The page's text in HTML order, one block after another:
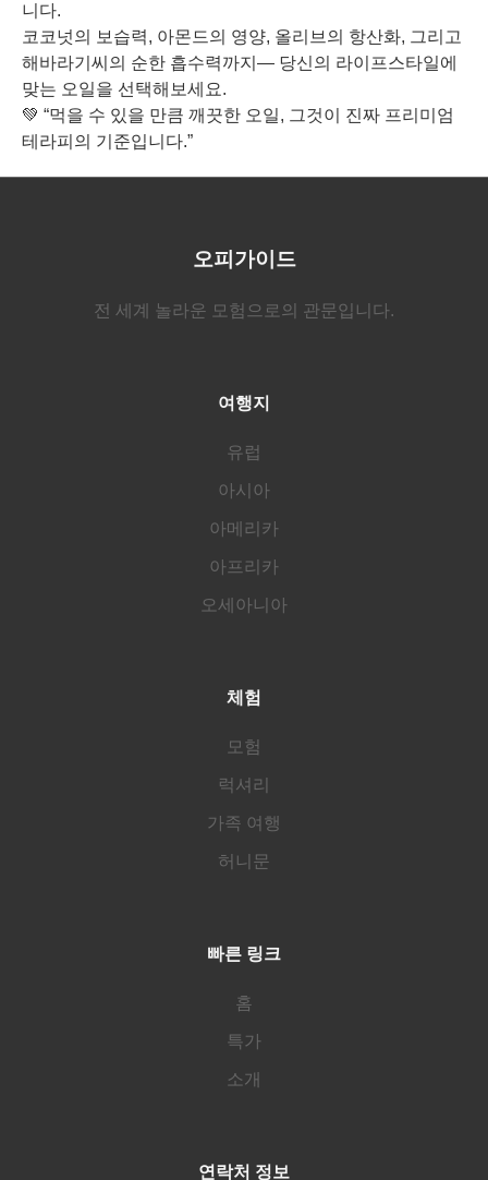
니다.
코코넛의 보습력, 아몬드의 영양, 올리브의 항산화, 그리고
해바라기씨의 순한 흡수력까지— 당신의 라이프스타일에
맞는 오일을 선택해보세요.
💚 “먹을 수 있을 만큼 깨끗한 오일, 그것이 진짜 프리미엄
테라피의 기준입니다.”
오피가이드
전 세계 놀라운 모험으로의 관문입니다.
여행지
유럽
아시아
아메리카
아프리카
오세아니아
체험
모험
럭셔리
가족 여행
허니문
빠른 링크
홈
특가
소개
연락처 정보